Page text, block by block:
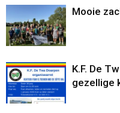
Mooie
K.F. De
gezellige